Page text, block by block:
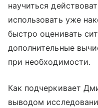
научиться
использовать уже
быстро оценивать
дополнительные
при необходимости.
Как подчеркивает
выводом